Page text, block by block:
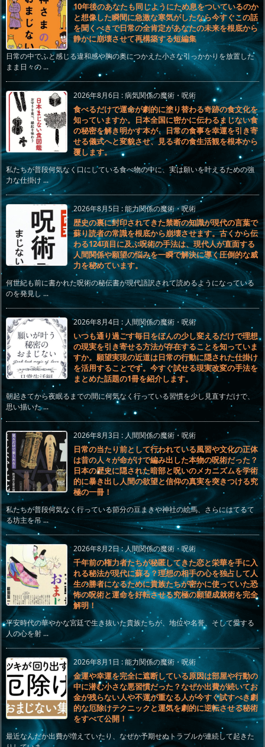
10年後のあなたも同じようにため息をついているのか
と想像した瞬間に急激な寒気がしたなら今すぐこの話
を聞くべきで日常の全肯定があなたの未来を根底から
静かに崩壊させて再構築する短編集
日常の中でふと感じる違和感や胸の奥につかえた小さな引っかかりを放置した
まま日々の ...
2026年8月6日 :病気関係の魔術・呪術
食べるだけで運命が劇的に塗り替わる奇跡の食文化を
知っていますか。日本全国に密かに伝わるまじない食
の秘密を解き明かす本が、日常の食事を幸運を引き寄
せる儀式へと変貌させ、見る者の食生活観を根本から
覆します。
私たちが普段何気なく口にしている食べ物の中に、実は願いを叶えるための強
力な仕掛け ...
2026年8月5日 :能力関係の魔術・呪術
歴史の裏に封印されてきた禁断の知識が現代の言葉で
蘇り読者の常識を根底から崩壊させます。古くから伝
わる124項目に及ぶ呪術の手法は、現代人が直面する
人間関係や願望の悩みを一瞬で解決に導く圧倒的な威
力を秘めています。
何世紀も前に書かれた呪術の秘伝書が現代語訳されて読めるようになっている
のを発見し ...
2026年8月4日 : 人間関係の魔術・呪術
いつも通り過ごす毎日をほんの少し変えるだけで理想
の現実を引き寄せる方法が存在することを知っていま
すか。願望実現の近道は日常の行動に隠された仕掛け
を活用することです。今すぐ試せる現実改変の手法を
まとめた話題の1冊を紹介します。
朝起きてから夜眠るまでの間に何気なく行っている習慣を少し見直すだけで、
思い描いた ...
2026年8月3日 : 人間関係の魔術・呪術
日常の当たり前として行われている風習や文化の正体
は昔の人々が命がけで編み出した本物の呪術だった？
日本の歴史に隠された暗部と呪いのメカニズムを学術
的に暴き出し人間の欲望と信仰の真実を突きつける究
極の一冊！
私たちが普段何気なく行っている節分の豆まきや神社の絵馬、さらにはてるて
る坊主を吊 ...
2026年8月2日:人間関係の魔術・呪術
千年前の権力者たちが秘匿してきた恋と栄華を手に入
れる秘法が現代に蘇る？理想の相手の心を独占して人
生の勝者になるために貴族たちが密かに使っていた恐
怖の呪術と運命を好転させる究極の願望成就術を完全
解明！
平安時代の華やかな宮廷で生き抜いた貴族たちが、地位や名誉、そして愛する
人の心を射 ...
2026年8月1日 :能力関係の魔術・呪術
金運や幸運を完全に遮断している原因は部屋や行動の
中に潜む小さな悪習慣だった？なぜか出費が続いてお
金が残らない人や不運が重なる人が今すぐ試すべき劇
的な厄除けテクニックと運気を劇的に逆転させる秘術
をすべて公開！
最近なんだか出費が増えていたり、なぜか予期せぬトラブルが連続して起きた